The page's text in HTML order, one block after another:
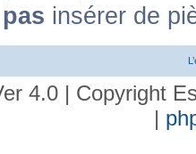
insérer de
4.0 | Copyright
|